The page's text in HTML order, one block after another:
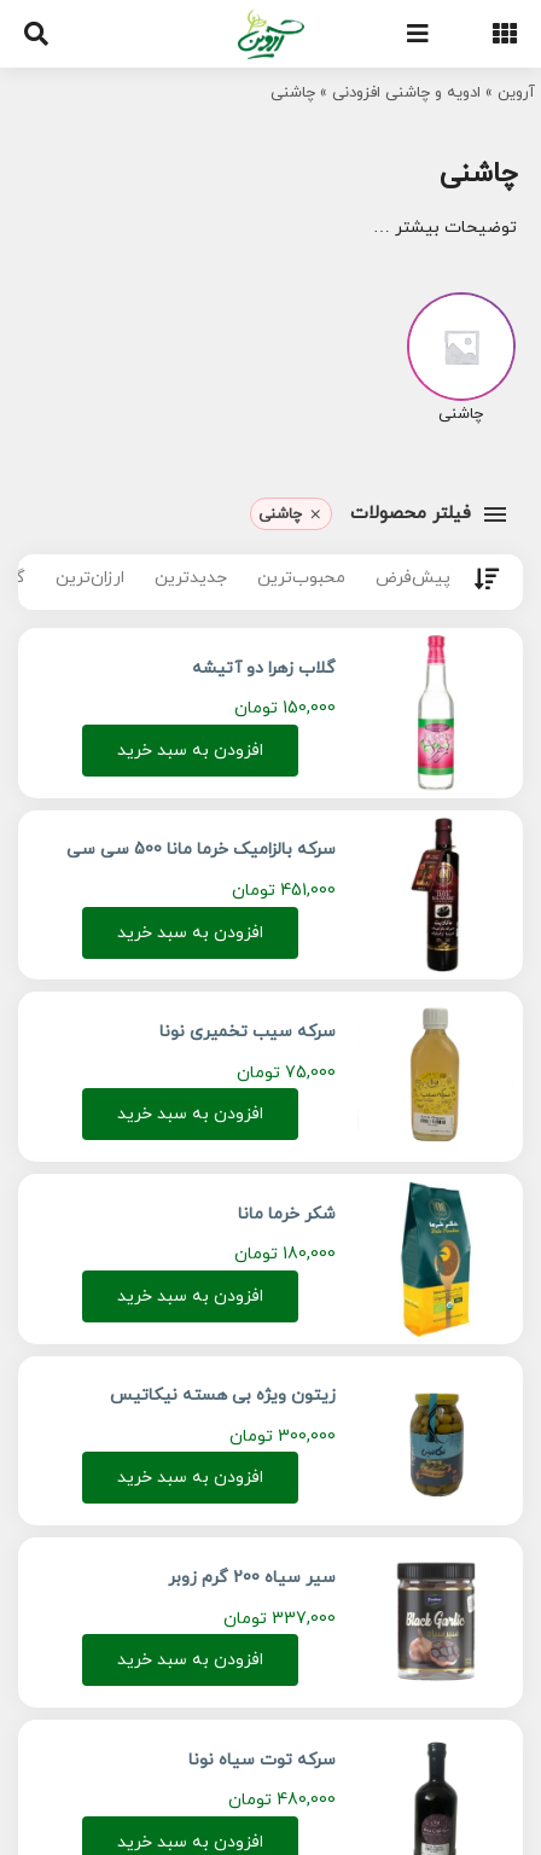
content
آروین » ادویه و چاشنی افزودنی » چاشنی
چاشنی
توضیحات بیشتر …
چاشنی
فیلتر محصولات چاشنی
پیش‌فرض محبوب‌ترین جدیدترین ارزان‌ترین
گلاب زهرا دو آتیشه
150,000 تومان
افزودن به سبد خرید
سرکه بالزامیک خرما مانا 500 سی سی
451,000 تومان
افزودن به سبد خرید
سرکه سیب تخمیری نونا
75,000 تومان
افزودن به سبد خرید
شکر خرما مانا
180,000 تومان
افزودن به سبد خرید
زیتون ویژه بی هسته نیکاتیس
300,000 تومان
افزودن به سبد خرید
سیر سیاه 200 گرم زوبر
337,000 تومان
افزودن به سبد خرید
سرکه توت سیاه نونا
480,000 تومان
افزودن به سبد خرید